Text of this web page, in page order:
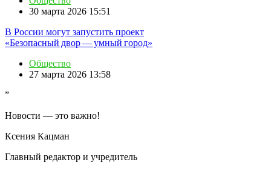
30 марта 2026 15:51
В России могут запустить проект
«Безопасный двор — умный город»
Общество
27 марта 2026 13:58
”
Новости — это важно!
Ксения Кацман
Главный редактор и учредитель